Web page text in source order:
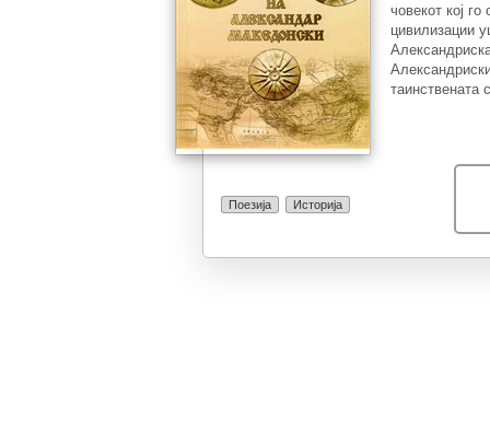
Поезија Историја
човекот кој
цивилизации
таинствената